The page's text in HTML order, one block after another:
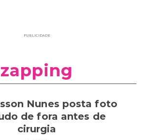
PUBLICIDADE
zapping
Nunes posta foto
de fora antes de
cirurgia